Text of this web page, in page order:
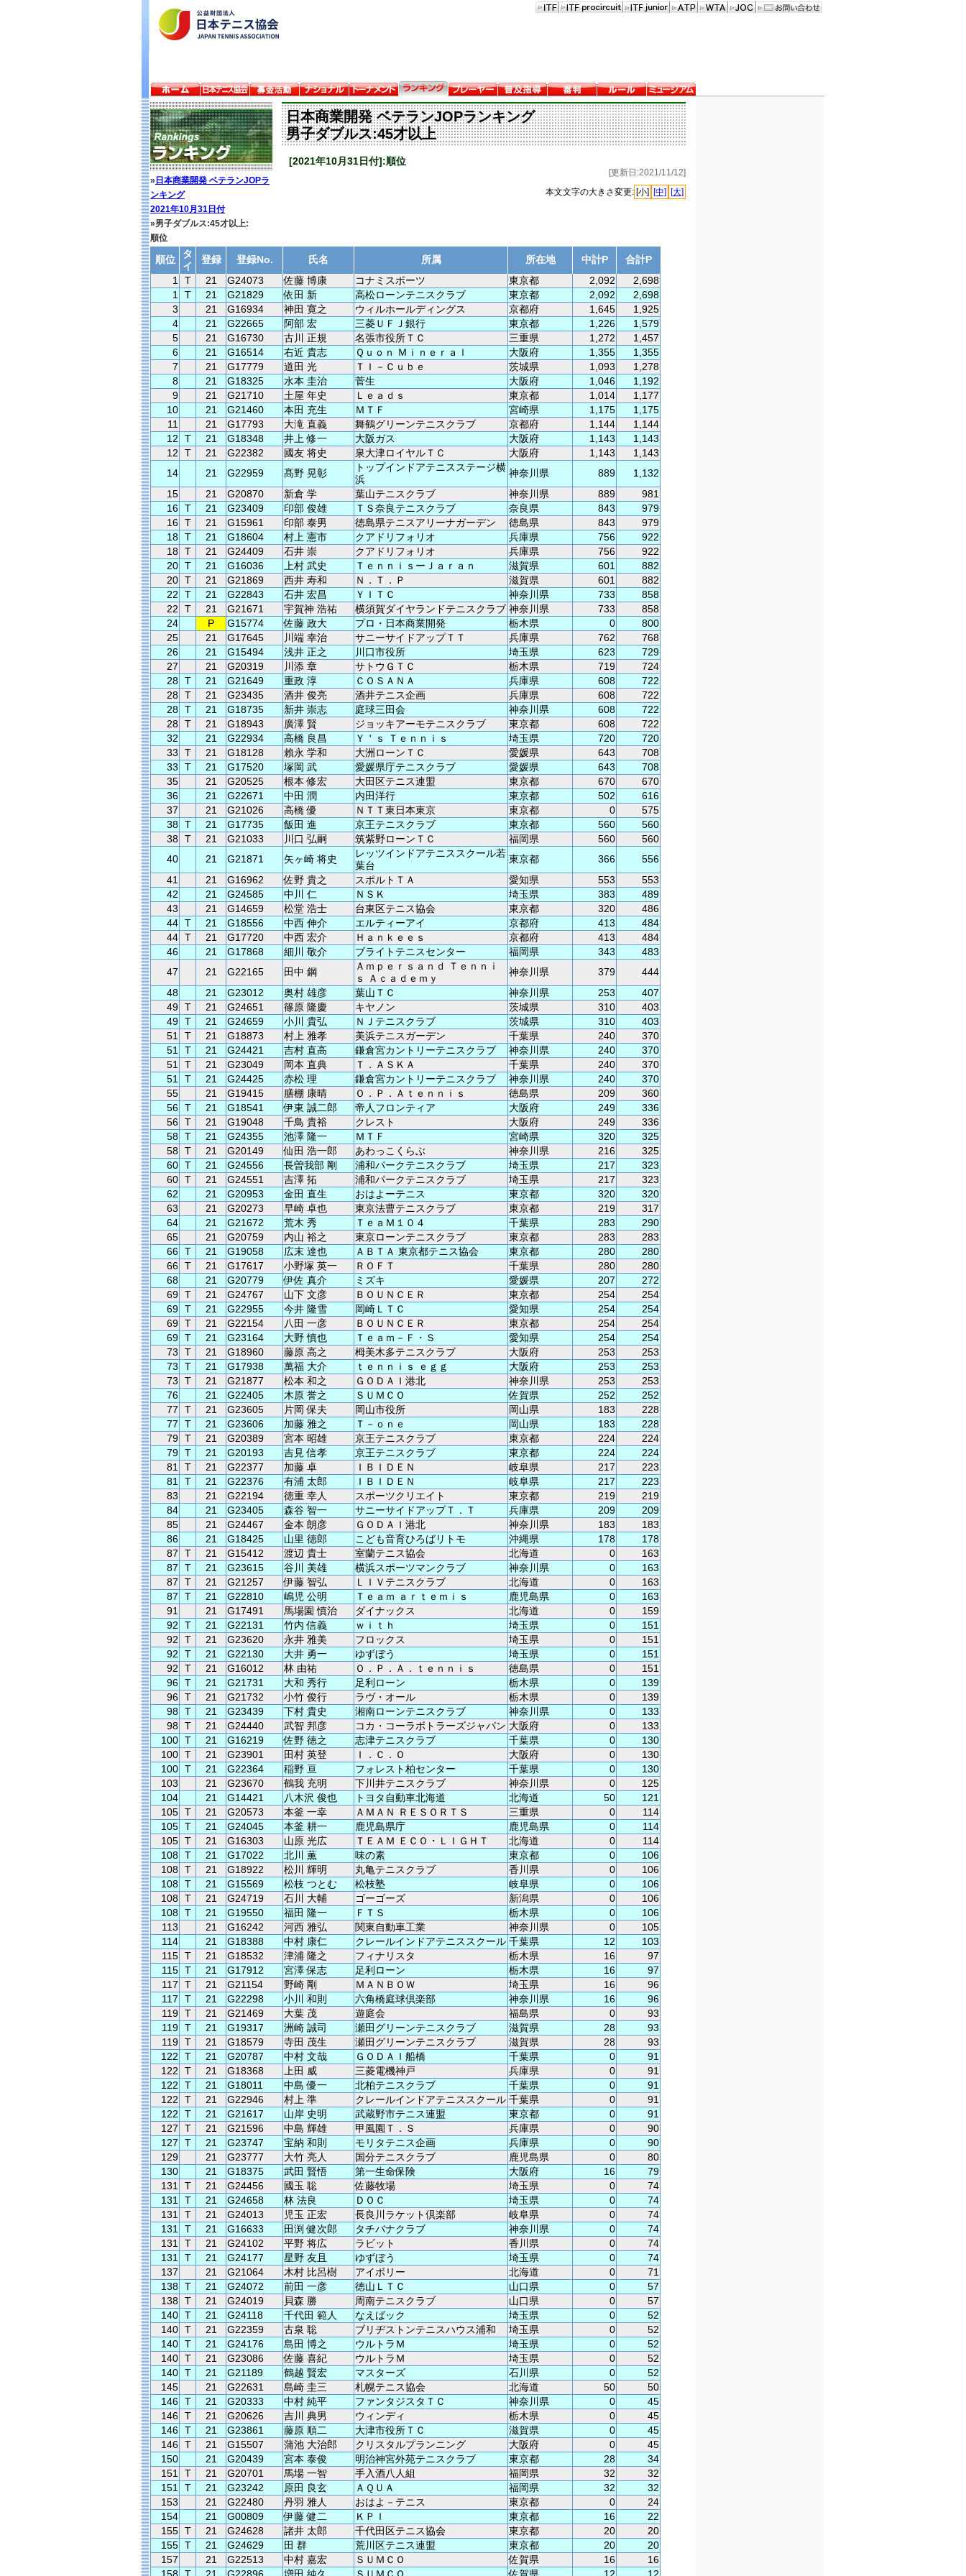
» 日本商業開発 ベテランJOPラ
ンキング
2021年10月31日付
»男子ダブルス:45才以上:
順位
日本商業開発 ベテランJOPランキング
男子ダブルス:45才以上
[2021年10月31日付]:順位
[更新日:2021/11/12]
本文文字の大きさ変更: [小] [中] [大]
順位
タ
イ
登録 登録No. 氏名 所属 所在地 中計P
合計P
1
T 21 G24073 佐藤 博康 コナミスポーツ 東京都 2,092
2,698
1
T 21 G21829 依田 新 高松ローンテニスクラブ 東京都 2,092
2,698
3
21 G16934 神田 寛之 ウィルホールディングス 京都府 1,645
1,925
4
21 G22665 阿部 宏 三菱ＵＦＪ銀行 東京都 1,226
1,579
5
21 G16730 古川 正規 名張市役所ＴＣ 三重県 1,272
1,457
6
21 G16514 右近 貴志 Ｑｕｏｎ Ｍｉｎｅｒａｌ 大阪府 1,355
1,355
7
21 G17779 道田 光 ＴＩ－Ｃｕｂｅ 茨城県 1,093
1,278
8
21 G18325 水本 圭治 菅生 大阪府 1,046
1,192
9
21 G21710 土屋 年史 Ｌｅａｄｓ 東京都 1,014
1,177
10
21 G21460 本田 充生 ＭＴＦ 宮崎県 1,175
1,175
11
21 G17793 大滝 直義 舞鶴グリーンテニスクラブ 京都府 1,144
1,144
12
T 21 G18348 井上 修一 大阪ガス 大阪府 1,143
1,143
12
T 21 G22382 國友 将史 泉大津ロイヤルＴＣ 大阪府 1,143
1,143
14
21 G22959 髙野 晃彰
トップインドアテニスステージ横
浜
神奈川県 889
1,132
15
21 G20870 新倉 学 葉山テニスクラブ 神奈川県 889
981
16 T 21 G23409 印部 俊雄 ＴＳ奈良テニスクラブ 奈良県 843
979
16 T 21 G15961 印部 泰男 徳島県テニスアリーナガーデン 徳島県 843
979
18 T 21 G18604 村上 憲市 クアドリフォリオ 兵庫県 756
922
18 T 21 G24409 石井 崇 クアドリフォリオ 兵庫県 756
922
20 T 21 G16036 上村 武史 ＴｅｎｎｉｓーＪａｒａｎ 滋賀県 601
882
20 T 21 G21869 西井 寿和 Ｎ．Ｔ．Ｐ 滋賀県 601
882
22
T 21 G22843 石井 宏昌 ＹＩＴＣ 神奈川県 733
858
22
T 21 G21671 宇賀神 浩祐 横須賀ダイヤランドテニスクラブ 神奈川県 733
858
24
P G15774 佐藤 政大 プロ・日本商業開発 栃木県 0
800
25
21 G17645 川端 幸治 サニーサイドアップＴＴ 兵庫県 762
768
26
21 G15494 浅井 正之 川口市役所 埼玉県 623
729
27
21 G20319 川添 章 サトウＧＴＣ 栃木県 719
724
28 T 21 G21649 重政 淳 ＣＯＳＡＮＡ 兵庫県 608
722
28 T 21 G23435 酒井 俊亮 酒井テニス企画 兵庫県 608
722
28 T 21 G18735 新井 崇志 庭球三田会 神奈川県 608
722
28 T 21 G18943 廣澤 賢 ジョッキアーモテニスクラブ 東京都 608
722
32
21 G22934 高橋 良昌 Ｙ＇ｓ Ｔｅｎｎｉｓ 埼玉県 720
720
33
T 21 G18128 賴永 学和 大洲ローンＴＣ 愛媛県 643
708
33
T 21 G17520 塚岡 武 愛媛県庁テニスクラブ 愛媛県 643
708
35
21 G20525 根本 修宏 大田区テニス連盟 東京都 670
670
36
21 G22671 中田 潤 内田洋行 東京都 502
616
37
21 G21026 高橋 優 ＮＴＴ東日本東京 東京都 0
575
38 T 21 G17735 飯田 進 京王テニスクラブ 東京都 560
560
38 T 21 G21033 川口 弘嗣 筑紫野ローンＴＣ 福岡県 560
560
40
21 G21871 矢ヶ崎 将史
レッツインドアテニススクール若
葉台
東京都 366
556
41
21 G16962 佐野 貴之 スポルトＴＡ 愛知県 553
553
42
21 G24585 中川 仁 ＮＳＫ 埼玉県 383
489
43
21 G14659 松堂 浩士 台東区テニス協会 東京都 320
486
44 T 21 G18556 中西 伸介 エルティーアイ 京都府 413
484
44 T 21 G17720 中西 宏介 Ｈａｎｋｅｅｓ 京都府 413
484
46
21 G17868 細川 敬介 ブライトテニスセンター 福岡県 343
483
47
21 G22165 田中 鋼
Ａｍｐｅｒｓａｎｄ Ｔｅｎｎｉ
ｓ Ａｃａｄｅｍｙ
神奈川県 379
444
48
21 G23012 奥村 雄彦 葉山ＴＣ 神奈川県 253
407
49 T 21 G24651 篠原 隆慶 キヤノン 茨城県 310
403
49 T 21 G24659 小川 貴弘 ＮＪテニスクラブ 茨城県 310
403
51
T 21 G18873 村上 雅孝 美浜テニスガーデン 千葉県 240
370
51
T 21 G24421 吉村 直高 鎌倉宮カントリーテニスクラブ 神奈川県 240
370
51
T 21 G23049 岡本 直典 Ｔ．ＡＳＫＡ 千葉県 240
370
51
T 21 G24425 赤松 理 鎌倉宮カントリーテニスクラブ 神奈川県 240
370
55
21 G19415 膳棚 康晴 Ｏ．Ｐ．Ａｔｅｎｎｉｓ 徳島県 209
360
56 T 21 G18541 伊東 誠二郎 帝人フロンティア 大阪府 249
336
56 T 21 G19048 千鳥 貴裕 クレスト 大阪府 249
336
58 T 21 G24355 池澤 隆一 ＭＴＦ 宮崎県 320
325
58 T 21 G20149 仙田 浩一郎 あわっこくらぶ 神奈川県 216
325
60 T 21 G24556 長曽我部 剛 浦和パークテニスクラブ 埼玉県 217
323
60 T 21 G24551 吉澤 拓 浦和パークテニスクラブ 埼玉県 217
323
62
21 G20953 金田 直生 おはよーテニス 東京都 320
320
63
21 G20273 早崎 卓也 東京法曹テニスクラブ 東京都 219
317
64
21 G21672 荒木 秀 ＴｅａＭ１０４ 千葉県 283
290
65
21 G20759 内山 裕之 東京ローンテニスクラブ 東京都 283
283
66 T 21 G19058 広末 達也 ＡＢＴＡ 東京都テニス協会 東京都 280
280
66 T 21 G17617 小野塚 英一 ＲＯＦＴ 千葉県 280
280
68
21 G20779 伊佐 真介 ミズキ 愛媛県 207
272
69 T 21 G24767 山下 文彦 ＢＯＵＮＣＥＲ 東京都 254
254
69 T 21 G22955 今井 隆雪 岡崎ＬＴＣ 愛知県 254
254
69 T 21 G22154 八田 一彦 ＢＯＵＮＣＥＲ 東京都 254
254
69 T 21 G23164 大野 慎也 Ｔｅａｍ－Ｆ・Ｓ 愛知県 254
254
73
T 21 G18960 藤原 高之 栂美木多テニスクラブ 大阪府 253
253
73
T 21 G17938 萬福 大介 ｔｅｎｎｉｓ ｅｇｇ 大阪府 253
253
73
T 21 G21877 松本 和之 ＧＯＤＡＩ港北 神奈川県 253
253
76
21 G22405 木原 誉之 ＳＵＭＣＯ 佐賀県 252
252
77
T 21 G23605 片岡 保夫 岡山市役所 岡山県 183
228
77
T 21 G23606 加藤 雅之 Ｔ－ｏｎｅ 岡山県 183
228
79 T 21 G20389 宮本 昭雄 京王テニスクラブ 東京都 224
224
79 T 21 G20193 吉見 信孝 京王テニスクラブ 東京都 224
224
81
T 21 G22377 加藤 卓 ＩＢＩＤＥＮ 岐阜県 217
223
81
T 21 G22376 有浦 太郎 ＩＢＩＤＥＮ 岐阜県 217
223
83
21 G22194 徳重 幸人 スポーツクリエイト 東京都 219
219
84
21 G23405 森谷 智一 サニーサイドアップＴ．Ｔ 兵庫県 209
209
85
21 G24467 金本 朗彦 ＧＯＤＡＩ港北 神奈川県 183
183
86
21 G18425 山里 徳郎 こども音育ひろばリトモ 沖縄県 178
178
87
T 21 G15412 渡辺 貴士 室蘭テニス協会 北海道 0
163
87
T 21 G23615 谷川 美雄 横浜スポーツマンクラブ 神奈川県 0
163
87
T 21 G21257 伊藤 智弘 ＬＩＶテニスクラブ 北海道 0
163
87
T 21 G22810 嶋児 公明 Ｔｅａｍ ａｒｔｅｍｉｓ 鹿児島県 0
163
91
21 G17491 馬場園 慎治 ダイナックス 北海道 0
159
92
T 21 G22131 竹内 信義 ｗｉｔｈ 埼玉県 0
151
92
T 21 G23620 永井 雅美 フロックス 埼玉県 0
151
92
T 21 G22130 大井 勇一 ゆずぼう 埼玉県 0
151
92
T 21 G16012 林 由祐 Ｏ．Ｐ．Ａ．ｔｅｎｎｉｓ 徳島県 0
151
96 T 21 G21731 大和 秀行 足利ローン 栃木県 0
139
96 T 21 G21732 小竹 俊行 ラヴ・オール 栃木県 0
139
98 T 21 G23439 下村 貴史 湘南ローンテニスクラブ 神奈川県 0
133
98 T 21 G24440 武智 邦彦 コカ・コーラボトラーズジャパン 大阪府 0
133
100 T 21 G16219 佐野 徳之 志津テニスクラブ 千葉県 0
130
100 T 21 G23901 田村 英登 Ｉ．Ｃ．Ｏ 大阪府 0
130
100 T 21 G22364 稲野 亘 フォレスト柏センター 千葉県 0
130
103
21 G23670 鶴我 充明 下川井テニスクラブ 神奈川県 0
125
104
21 G14421 八木沢 俊也 トヨタ自動車北海道 北海道 50
121
105 T 21 G20573 本釜 一幸 ＡＭＡＮ ＲＥＳＯＲＴＳ 三重県 0
114
105 T 21 G24045 本釜 耕一 鹿児島県庁 鹿児島県 0
114
105 T 21 G16303 山原 光広 ＴＥＡＭ ＥＣＯ・ＬＩＧＨＴ 北海道 0
114
108 T 21 G17022 北川 薫 味の素 東京都 0
106
108 T 21 G18922 松川 輝明 丸亀テニスクラブ 香川県 0
106
108 T 21 G15569 松枝 つとむ 松枝塾 岐阜県 0
106
108 T 21 G24719 石川 大輔 ゴーゴーズ 新潟県 0
106
108 T 21 G19550 福田 隆一 ＦＴＳ 栃木県 0
106
113
21 G16242 河西 雅弘 関東自動車工業 神奈川県 0
105
114
21 G18388 中村 康仁 クレールインドアテニススクール 千葉県 12
103
115 T 21 G18532 津浦 隆之 フィナリスタ 栃木県 16
97
115 T 21 G17912 宮澤 保志 足利ローン 栃木県 16
97
117
T 21 G21154 野崎 剛 ＭＡＮＢＯＷ 埼玉県 16
96
117
T 21 G22298 小川 和則 六角橋庭球倶楽部 神奈川県 16
96
119 T 21 G21469 大葉 茂 遊庭会 福島県 0
93
119 T 21 G19317 洲崎 誠司 瀬田グリーンテニスクラブ 滋賀県 28
93
119 T 21 G18579 寺田 茂生 瀬田グリーンテニスクラブ 滋賀県 28
93
122
T 21 G20787 中村 文哉 ＧＯＤＡＩ船橋 千葉県 0
91
122
T 21 G18368 上田 威 三菱電機神戸 兵庫県 0
91
122
T 21 G18011 中島 優一 北柏テニスクラブ 千葉県 0
91
122
T 21 G22946 村上 準 クレールインドアテニススクール 千葉県 0
91
122
T 21 G21617 山岸 史明 武蔵野市テニス連盟 東京都 0
91
127
T 21 G21596 中島 輝雄 甲風園Ｔ．Ｓ 兵庫県 0
90
127
T 21 G23747 宝納 和則 モリタテニス企画 兵庫県 0
90
129
21 G23777 大竹 亮人 国分テニスクラブ 鹿児島県 0
80
130
21 G18375 武田 賢悟 第一生命保険 大阪府 16
79
131
T 21 G24456 國玉 聡 佐藤牧場 埼玉県 0
74
131
T 21 G24658 林 法良 ＤＯＣ 埼玉県 0
74
131
T 21 G24013 児玉 正宏 長良川ラケット倶楽部 岐阜県 0
74
131
T 21 G16633 田渕 健次郎 タチバナクラブ 神奈川県 0
74
131
T 21 G24102 平野 将広 ラビット 香川県 0
74
131
T 21 G24177 星野 友且 ゆずぼう 埼玉県 0
74
137
21 G21064 木村 比呂樹 アイボリー 北海道 0
71
138 T 21 G24072 前田 一彦 徳山ＬＴＣ 山口県 0
57
138 T 21 G24019 貝森 勝 周南テニスクラブ 山口県 0
57
140 T 21 G24118 千代田 範人 なえばック 埼玉県 0
52
140 T 21 G22359 古泉 聡 ブリヂストンテニスハウス浦和 埼玉県 0
52
140 T 21 G24176 島田 博之 ウルトラＭ 埼玉県 0
52
140 T 21 G23086 佐藤 喜紀 ウルトラＭ 埼玉県 0
52
140 T 21 G21189 鶴越 賢宏 マスターズ 石川県 0
52
145
21 G22631 島崎 圭三 札幌テニス協会 北海道 50
50
146 T 21 G20333 中村 純平 ファンタジスタＴＣ 神奈川県 0
45
146 T 21 G20626 吉川 典男 ウィンディ 栃木県 0
45
146 T 21 G23861 藤原 順二 大津市役所ＴＣ 滋賀県 0
45
146 T 21 G15507 蒲池 大治郎 クリスタルプランニング 大阪府 0
45
150
21 G20439 宮本 泰俊 明治神宮外苑テニスクラブ 東京都 28
34
151
T 21 G20701 馬場 一智 手入酒八人組 福岡県 32
32
151
T 21 G23242 原田 良玄 ＡＱＵＡ 福岡県 32
32
153
21 G22480 丹羽 雅人 おはよ－テニス 東京都 0
24
154
21 G00809 伊藤 健二 ＫＰＩ 東京都 16
22
155 T 21 G24628 諸井 太郎 千代田区テニス協会 東京都 20
20
155 T 21 G24629 田 群 荒川区テニス連盟 東京都 20
20
157
21 G22513 中村 嘉宏 ＳＵＭＣＯ 佐賀県 16
16